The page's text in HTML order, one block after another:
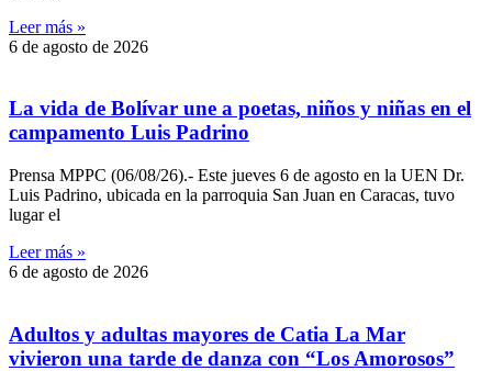
Leer más »
6 de agosto de 2026
‎La vida de Bolívar une a poetas, niños y niñas en el
campamento Luis Padrino
‎Prensa MPPC (06/08/26).- Este jueves 6 de agosto en la UEN Dr.
Luis Padrino, ubicada en la parroquia San Juan en Caracas, tuvo
lugar el
Leer más »
6 de agosto de 2026
Adultos y adultas mayores de Catia La Mar
vivieron una tarde de danza con “Los Amorosos”